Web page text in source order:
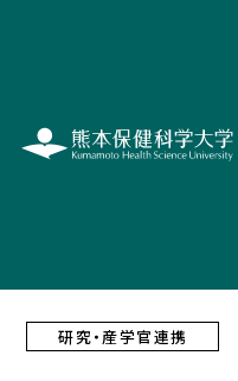
研究・産学官連携